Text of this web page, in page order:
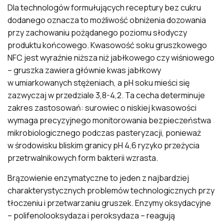
Dla technologów formułujących receptury bez cukru
dodanego oznacza to możliwość obniżenia dozowania
przy zachowaniu pożądanego poziomu słodyczy
produktu końcowego. Kwasowość soku gruszkowego
NFC jest wyraźnie niższa niż jabłkowego czy wiśniowego
– gruszka zawiera głównie kwas jabłkowy
w umiarkowanych stężeniach, a pH soku mieści się
zazwyczaj w przedziale 3,8-4,2. Ta cecha determinuje
zakres zastosowań: surowiec o niskiej kwasowości
wymaga precyzyjnego monitorowania bezpieczeństwa
mikrobiologicznego podczas pasteryzacji, ponieważ
w środowisku bliskim granicy pH 4,6 ryzyko przeżycia
przetrwalnikowych form bakterii wzrasta.
Brązowienie enzymatyczne to jeden z najbardziej
charakterystycznych problemów technologicznych przy
tłoczeniu i przetwarzaniu gruszek. Enzymy oksydacyjne
– polifenolooksydaza i peroksydaza – reagują